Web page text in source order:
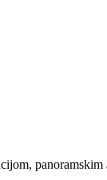
panoramskim